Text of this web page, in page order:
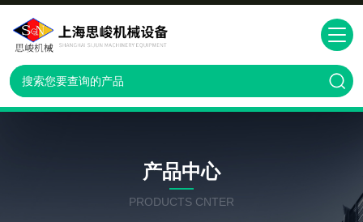
产品中心
PRODUCTS CNTER